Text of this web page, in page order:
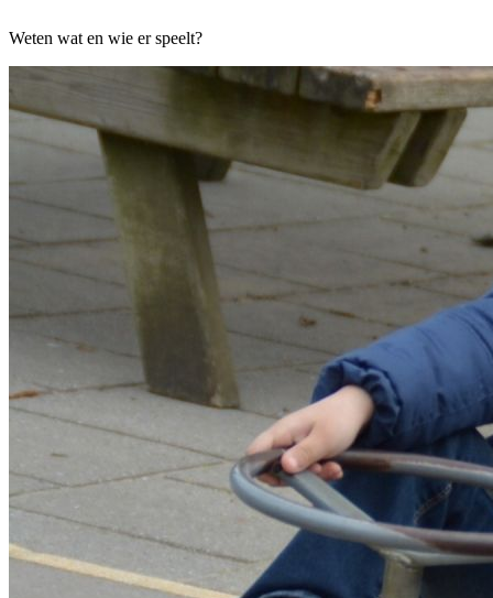
Weten wat en wie er speelt?